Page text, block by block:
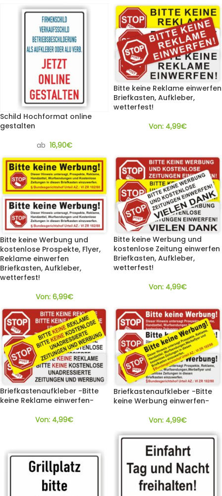
Schild Hochformat online
gestalten
ab 16,90€
Bitte keine Reklame einwerfen
Briefkasten, Aufkleber,
wetterfest!
Von: 4,99€
Bitte keine Werbung und
kostenlose Prospekte, Flyer,
Reklame einwerfen
Briefkasten, Aufkleber,
wetterfest!
Von: 6,99€
Bitte keine Werbung und
kostenlose Zeitung einwerfen
Briefkasten, Aufkleber,
wetterfest!
Von: 4,99€
Briefkastenaufkleber -Bitte
keine Reklame einwerfen-
Von: 4,99€
Briefkastenaufkleber -Bitte
keine Werbung einwerfen-
Von: 4,99€